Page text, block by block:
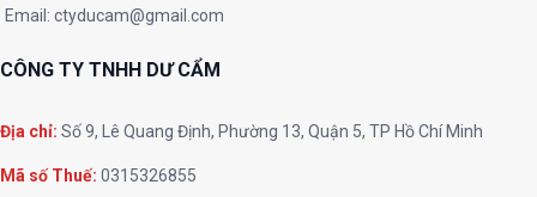
Email: ctyducam@gmail.com
CÔNG TY TNHH DƯ CẨM
Địa chỉ: Số 9, Lê Quang Định, Phường 13, Quận 5, TP Hồ Chí Minh
Mã số Thuế: 0315326855